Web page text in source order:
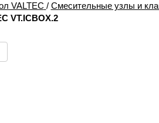
VALTEC / Смесительные узлы и
VT.ICBOX.2